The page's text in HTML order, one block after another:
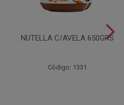
NUTELLA C/AVELA 650GRS
Código: 1331